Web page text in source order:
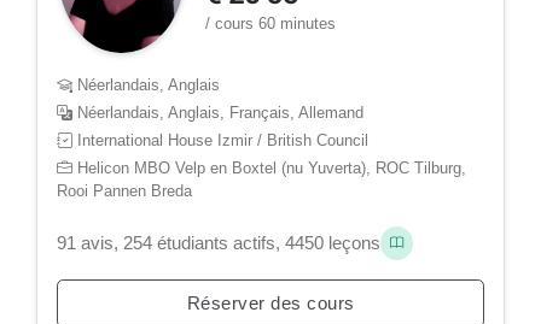
/ cours 60 minutes
Néerlandais, Anglais
Néerlandais, Anglais, Français, Allemand
International House Izmir / British Council
Helicon MBO Velp en Boxtel (nu Yuverta), ROC Tilburg,
Rooi Pannen Breda
91 avis, 254 étudiants actifs, 4450 leçons
Réserver des cours